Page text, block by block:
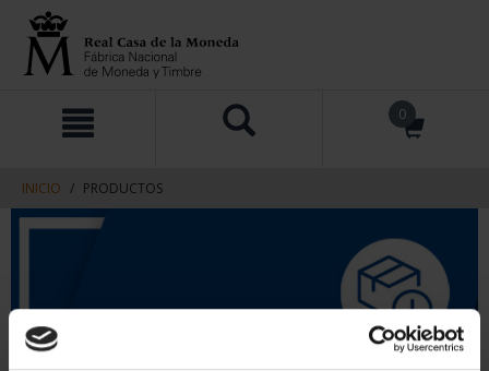
contenido
navegacin
0
INICIO PRODUCTOS